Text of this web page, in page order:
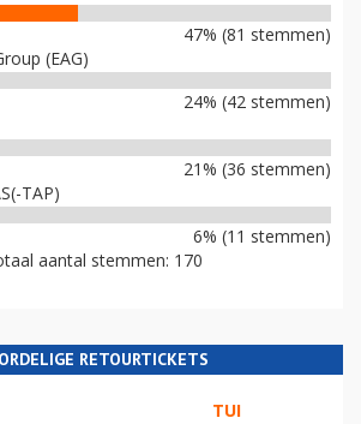
47% (81 stemmen)
(EAG)
24% (42 stemmen)
21% (36 stemmen)
TAP)
6% (11 stemmen)
aantal stemmen: 170
RETOURTICKETS
TUI